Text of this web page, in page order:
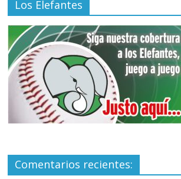
Los Elefantes
Comentarios recientes: